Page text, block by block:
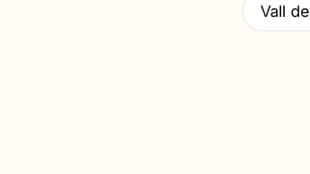
Vall